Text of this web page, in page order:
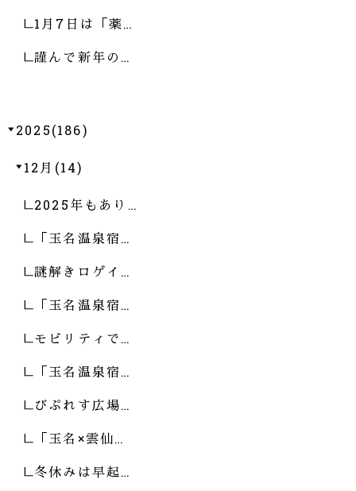
1月7日は「薬…
謹んで新年の…
2025(186)
12月(14)
2025年もあり…
「玉名温泉宿…
謎解きロゲイ…
「玉名温泉宿…
モビリティで…
「玉名温泉宿…
びぷれす広場…
「玉名×雲仙…
冬休みは早起…